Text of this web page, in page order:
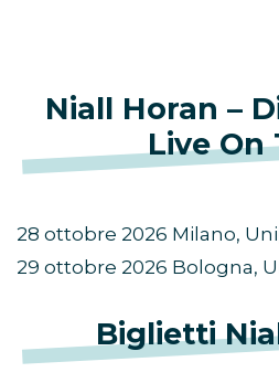
Niall Horan –
Live On
28 ottobre 2026 Milano,
29 ottobre 2026 Bologna,
Biglietti